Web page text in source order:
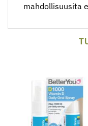
mahdollisuusita